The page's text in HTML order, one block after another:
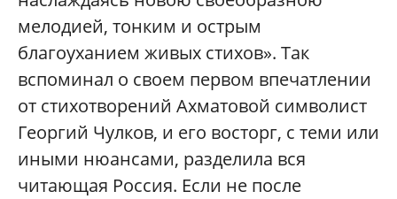
мелодией, тонким и острым
благоуханием живых стихов». Так
вспоминал о своем первом впечатлении
от стихотворений Ахматовой символист
Георгий Чулков, и его восторг, с теми или
иными нюансами, разделила вся
читающая Россия. Если не после